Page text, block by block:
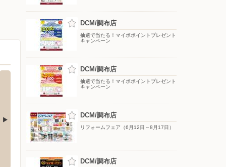
ビオ/ららぽーと横浜
筑区池辺町4035-1 ららぽ
ケーズデンキ/稲城若葉台店
DCM/調布店
抽選で当たる！マイボポイントプレゼント
キャンペーン
DCM/調布店
抽選で当たる！マイボポイントプレゼント
キャンペーン
DCM/調布店
リフォームフェア（6月12日～8月17日）
DCM/調布店